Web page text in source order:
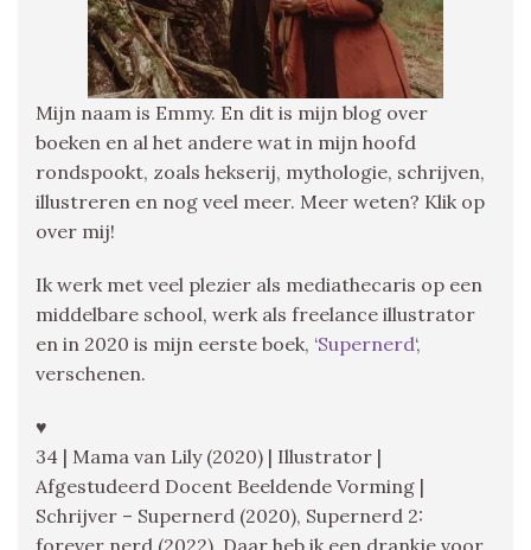
Mijn naam is Emmy. En dit is mijn blog over
boeken en al het andere wat in mijn hoofd
rondspookt, zoals hekserij, mythologie, schrijven,
illustreren en nog veel meer. Meer weten? Klik op
over mij!
Ik werk met veel plezier als mediathecaris op een
middelbare school, werk als freelance illustrator
en in 2020 is mijn eerste boek, ‘Supernerd‘,
verschenen.
♥
34 | Mama van Lily (2020) | Illustrator |
Afgestudeerd Docent Beeldende Vorming |
Schrijver – Supernerd (2020), Supernerd 2:
forever nerd (2022), Daar heb ik een drankje voor